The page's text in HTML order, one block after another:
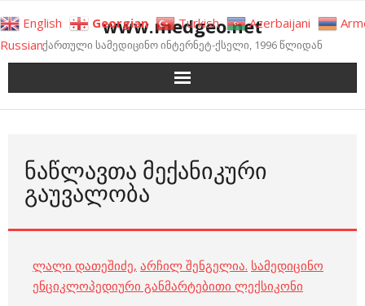
to
content
www.medgeo.net
ქართული სამედიცინო ინტერნეტ-ქსელი, 1996 წლიდან
ᲜᲐᲬᲚᲐᲕᲗᲐ ᲛᲔᲥᲐᲜᲘᲙᲣᲠᲘ
ᲒᲐᲣᲕᲐᲚᲝᲑᲐ
ლალი დათეშიძე, არჩილ შენგელია. სამედიცინო
ენციკლოპედიური განმარტებითი ლექსიკონი
English Georgian Turkish Azerbaijani
Russian